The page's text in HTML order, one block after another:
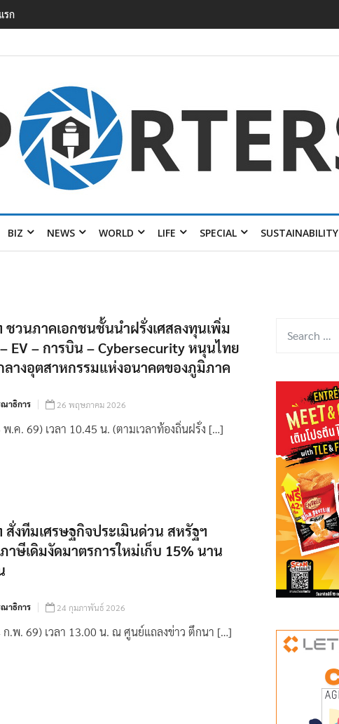
หมื่นล้านยูโร คว้าไลเซนส์ ‘กุชชี่’ 50 ปี พร้อมส่ง 4 แบรนด์ใหม่บุกตลาดไทย
BIZ NEWS WORLD LIFE SPECIAL SUSTAINABILITY
ชวนภาคเอกชนชั้นนำฝรั่งเศสลงทุนเพิ่ม
EV – การบิน – Cybersecurity หนุนไทย
างอุตสาหกรรมแห่งอนาคตของภูมิภาค
าธิการ 26 พฤษภาคม 2026
.ค. 69) เวลา 10.45 น. (ตามเวลาท้องถิ่นฝรั่ง […]
สั่งทีมเศรษฐกิจประเมินด่วน สหรัฐฯ
าษีเดิมงัดมาตรการใหม่เก็บ 15% นาน
าธิการ 24 กุมภาพันธ์ 2026
.พ. 69) เวลา 13.00 น. ณ ศูนย์แถลงข่าว ตึกนา […]